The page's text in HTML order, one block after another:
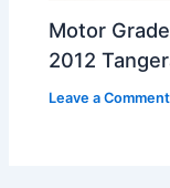
Motor
2012
Leave a Comment